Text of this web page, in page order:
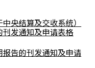
央结算及交收系统）
刊发通知及申请表格
报告的刊发通知及申请